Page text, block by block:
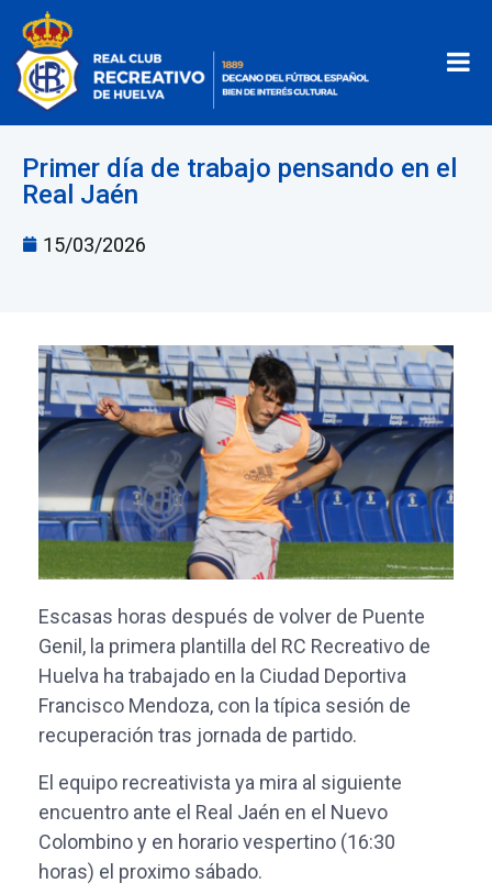
Primer día de trabajo pensando en el
Real Jaén
15/03/2026
Escasas horas después de volver de Puente
Genil, la primera plantilla del RC Recreativo de
Huelva ha trabajado en la Ciudad Deportiva
Francisco Mendoza, con la típica sesión de
recuperación tras jornada de partido.
El equipo recreativista ya mira al siguiente
encuentro ante el Real Jaén en el Nuevo
Colombino y en horario vespertino (16:30
horas) el proximo sábado.